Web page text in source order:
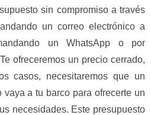
sin compromiso a través
un correo electrónico a
un WhatsApp o por
ofreceremos un precio cerrado,
casos, necesitaremos que un
a tu barco para ofrecerte un
necesidades. Este presupuesto